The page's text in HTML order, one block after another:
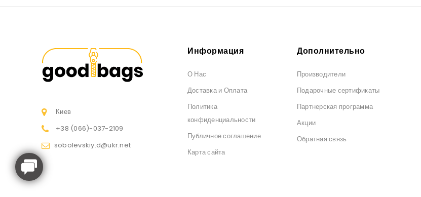
Киев
+38 (066)-037-2109
sobolevskiy.d@ukr.net
Информация
О Нас
Доставка и Оплата
Политика
конфиденциальности
Публичное соглашение
Карта сайта
Дополнительно
Производители
Подарочные сертификаты
Партнерская программа
Акции
Обратная связь